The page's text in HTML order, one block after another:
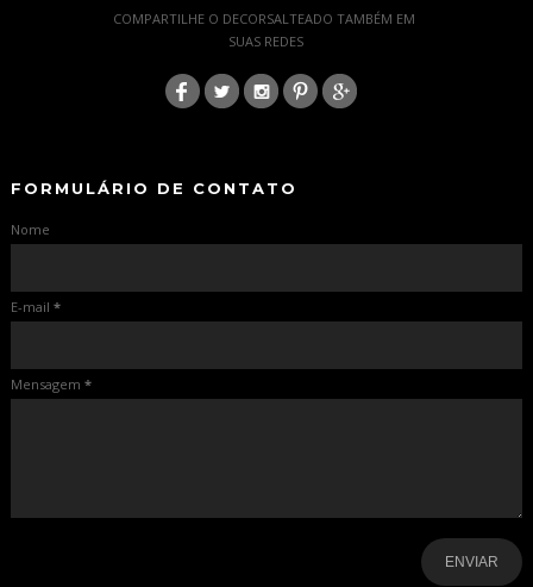
COMPARTILHE O DECORSALTEADO TAMBÉM EM
SUAS REDES
FORMULÁRIO DE CONTATO
Nome
E-mail *
Mensagem *